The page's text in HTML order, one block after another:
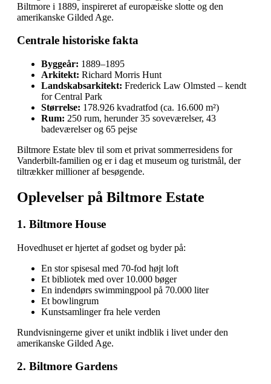
Biltmore i 1889, inspireret af europæiske slotte og den
amerikanske Gilded Age.
Centrale historiske fakta
Byggeår: 1889–1895
Arkitekt: Richard Morris Hunt
Landskabsarkitekt: Frederick Law Olmsted – kendt
for Central Park
Størrelse: 178.926 kvadratfod (ca. 16.600 m²)
Rum: 250 rum, herunder 35 soveværelser, 43
badeværelser og 65 pejse
Biltmore Estate blev til som et privat sommerresidens for
Vanderbilt‑familien og er i dag et museum og turistmål, der
tiltrækker millioner af besøgende.
Oplevelser på Biltmore Estate
1. Biltmore House
Hovedhuset er hjertet af godset og byder på:
En stor spisesal med 70‑fod højt loft
Et bibliotek med over 10.000 bøger
En indendørs swimmingpool på 70.000 liter
Et bowlingrum
Kunstsamlinger fra hele verden
Rundvisningerne giver et unikt indblik i livet under den
amerikanske Gilded Age.
2. Biltmore Gardens